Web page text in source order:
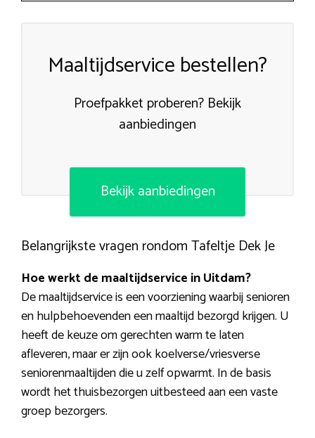
Maaltijdservice bestellen?
Proefpakket proberen? Bekijk
aanbiedingen
Bekijk aanbiedingen
Belangrijkste vragen rondom Tafeltje Dek Je
Hoe werkt de maaltijdservice in Uitdam?
De maaltijdservice is een voorziening waarbij senioren
en hulpbehoevenden een maaltijd bezorgd krijgen. U
heeft de keuze om gerechten warm te laten
afleveren, maar er zijn ook koelverse/vriesverse
seniorenmaaltijden die u zelf opwarmt. In de basis
wordt het thuisbezorgen uitbesteed aan een vaste
groep bezorgers.